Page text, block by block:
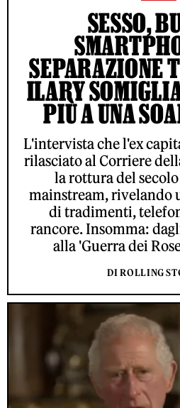
SESSO,
SEPARAZIONE
ILARY
PIÙ A UNA
L'intervista che l'ex
rilasciato al Corriere
la rottura del
mainstream, rivelando
di tradimenti,
rancore. Insomma:
alla 'Guerra dei
DI ROLLING